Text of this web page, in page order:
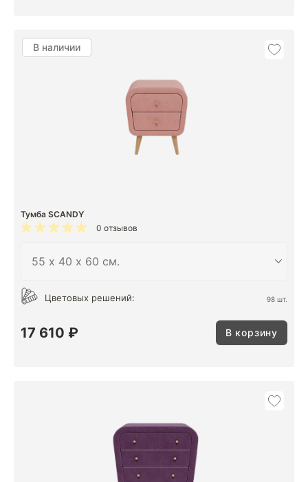
В наличии
Тумба SCANDY
0 отзывов
Цветовых решений: 98 шт.
17 610 ₽ В корзину